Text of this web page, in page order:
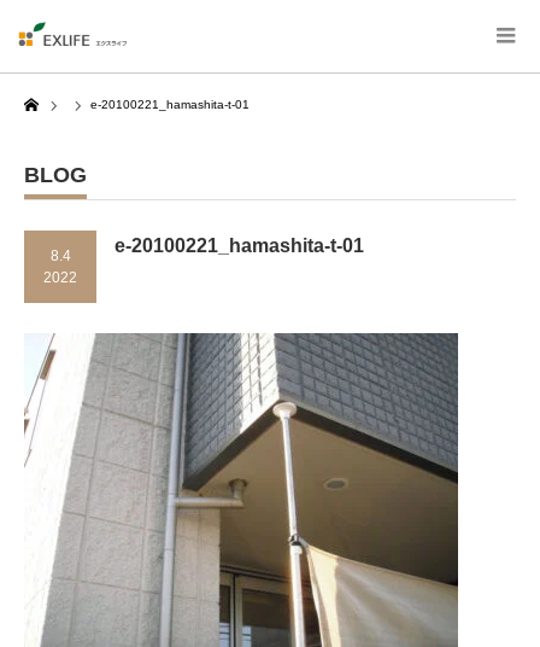
Home
e-20100221_hamashita-t-01
BLOG
8.4
2022
e-20100221_hamashita-t-01